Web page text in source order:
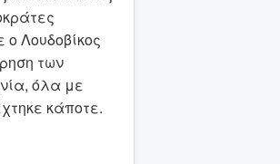
Λουδοβίκος
των
όλα με
κάποτε.